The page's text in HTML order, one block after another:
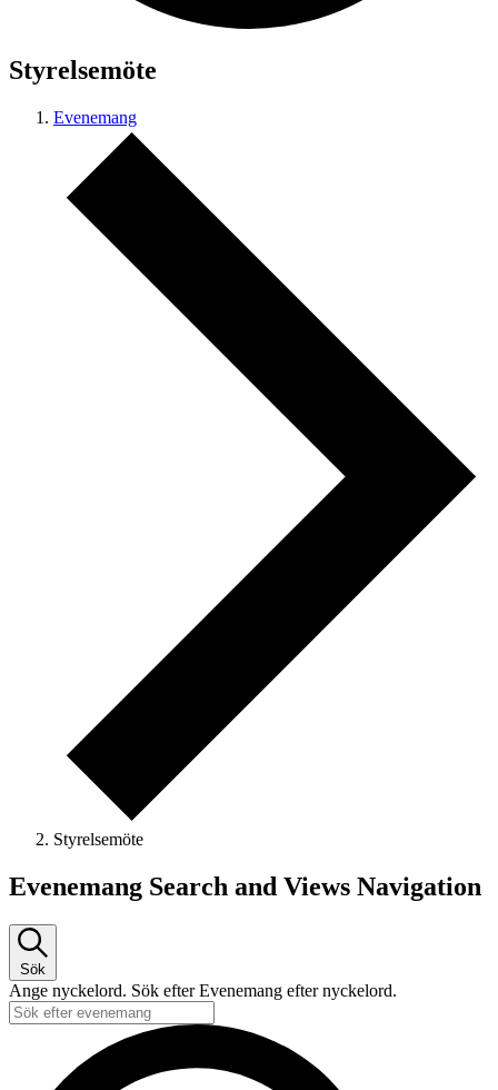
Styrelsemöte
Evenemang
Styrelsemöte
Evenemang
Evenemang Search and Views Navigation
Sök
Ange nyckelord. Sök efter Evenemang efter nyckelord.